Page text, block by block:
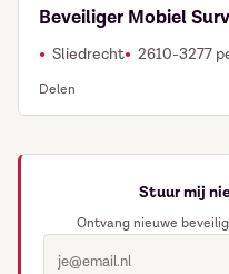
Beveiliger Mobiel
Sliedrecht 2610-3277
Delen
Stuur mij
Ontvang nieuwe